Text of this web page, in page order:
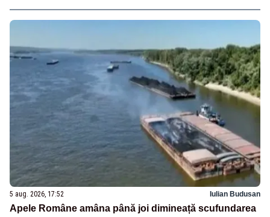
5 aug. 2026, 17:52 Iulian Budusan
Apele Române amâna până joi dimineață scufundarea